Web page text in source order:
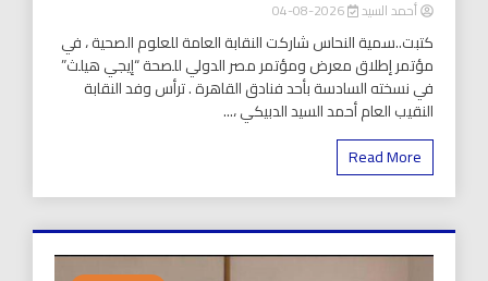
أحمد السيد 2026-08-04
كتبت..سمية النحاس شاركت النقابة العامة للعلوم الصحية ، في
مؤتمر إطلاق معرض ومؤتمر مصر الدولي للصحة “إيجي هيلث”
في نسخته السادسة بأحد فنادق القاهرة . ترأس وفد النقابة
النقيب العام أحمد السيد الدبيكي ،...
Read More